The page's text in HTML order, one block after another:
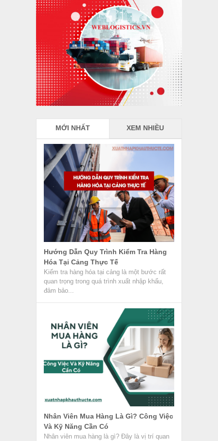
MỚI NHẤT XEM NHIỀU
Hướng Dẫn Quy Trình Kiểm Tra Hàng
Hóa Tại Cảng Thực Tế
Kiểm tra hàng hóa tại cảng là một bước rất
quan trọng trong quá trình xuất nhập khẩu,
đảm bảo...
Nhân Viên Mua Hàng Là Gì? Công Việc
Và Kỹ Năng Cần Có
Nhân viên mua hàng là gì? Đây là vị trí quan